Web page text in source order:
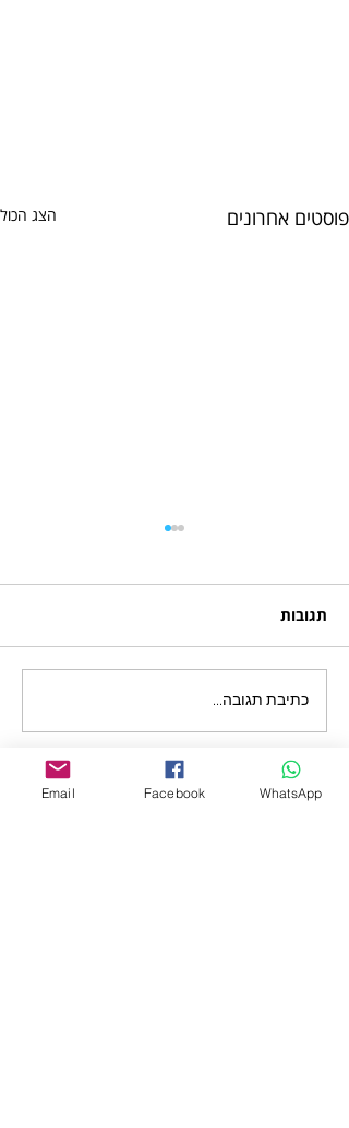
פוסטים אחרונים הצג הכול
ז'ניה קוזבהתגובות
כתיבת תגובה...
Email Facebook WhatsApp